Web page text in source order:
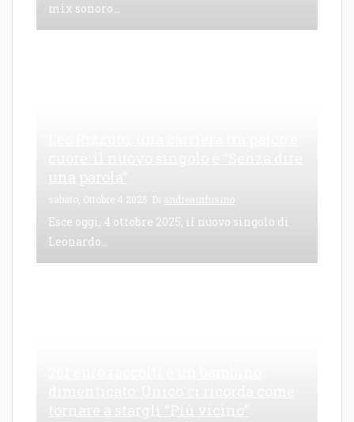
mix sonoro...
sabato, Ottobre 4 2025 Di andreainfusino
Esce oggi, 4 ottobre 2025, il nuovo singolo di
Leonardo...